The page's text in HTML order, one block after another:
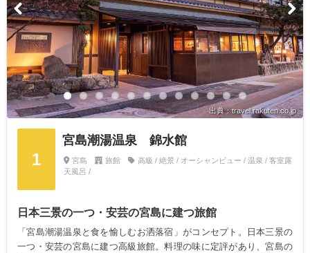
出典：travel.rakuten.co.jp
1
宮島潮湯温泉 錦水館
宮島 旅館
高級 / 絶景 / オーシャンビュー / 温泉 / 客室露
天風呂 /
日本三景の一つ・安芸の宮島に建つ旅館
「宮島潮湯温泉と食を愉しむお洒落宿」がコンセプト。日本三景の
一つ・安芸の宮島に建つ高級旅館。料理の味に定評があり、宮島の